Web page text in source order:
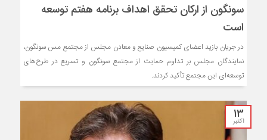
سونگون از ارکان تحقق اهداف برنامه هفتم توسعه
است
در جریان بازید اعضای کمیسیون صنایع و معادن مجلس از مجتمع مس سونگون،
نمایندگان مجلس بر تداوم حمایت از مجتمع سونگون و تسریع در طرح‌های
توسعه‌ای این مجتمع تأکید کردند.
13
اکتبر